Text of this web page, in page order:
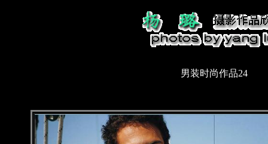
男装时尚作品24